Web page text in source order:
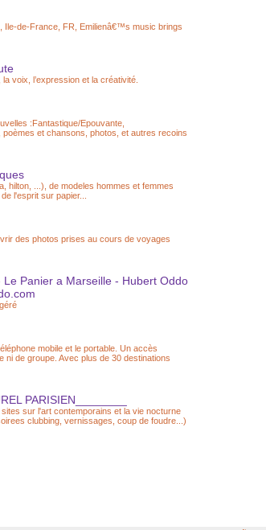
Ile-de-France, FR, Emilienâ€™s music brings
voix, l’expression et la créativité.
:Fantastique/Epouvante,
et chansons, photos, et autres recoins
hilton, ...), de modeles hommes et femmes
l'esprit sur papier...
des photos prises au cours de voyages
Panier a Marseille - Hubert Oddo
mobile et le portable. Un accès
ni de groupe. Avec plus de 30 destinations
PARISIEN________
sur l'art contemporains et la vie nocturne
clubbing, vernissages, coup de foudre...)